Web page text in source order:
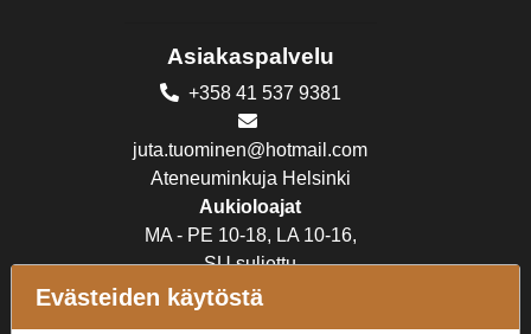
Asiakaspalvelu
+358 41 537 9381
juta.tuominen@hotmail.com
Ateneuminkuja Helsinki
Aukioloajat
MA - PE 10-18, LA 10-16,
SU suljettu
Evästeiden käytöstä